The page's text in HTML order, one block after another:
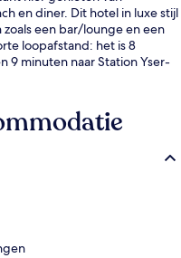
en diner. Dit hotel in luxe stijl
een bar/lounge en een
loopafstand: het is 8
9 minuten naar Station Yser-